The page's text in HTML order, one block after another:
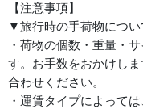
【注意事項】
▼旅行時の手荷物につい
・荷物の個数・重量・
す。お手数をおかけし
合わせください。
・運賃タイプによって